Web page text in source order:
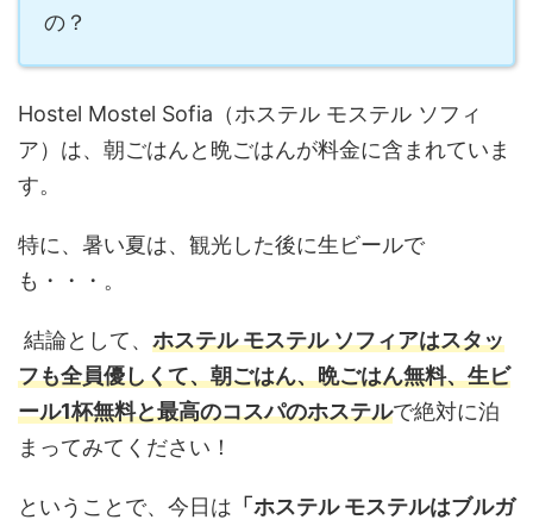
の？
Hostel Mostel Sofia（ホステル モステル ソフィ
ア）は、朝ごはんと晩ごはんが料金に含まれていま
す。
特に、暑い夏は、観光した後に生ビールで
も・・・。
結論として、 ホステル モステル ソフィアはスタッ
フも全員優しくて、朝ごはん、晩ごはん無料、生ビ
ール1杯無料と最高のコスパのホステルで絶対に泊
まってみてください！
ということで、今日は 「ホステル モステルはブルガ